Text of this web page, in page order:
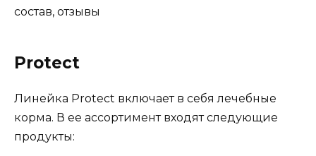
Protect
Линейка Protect включает в себя лечебные
корма. В ее ассортимент входят следующие
продукты: